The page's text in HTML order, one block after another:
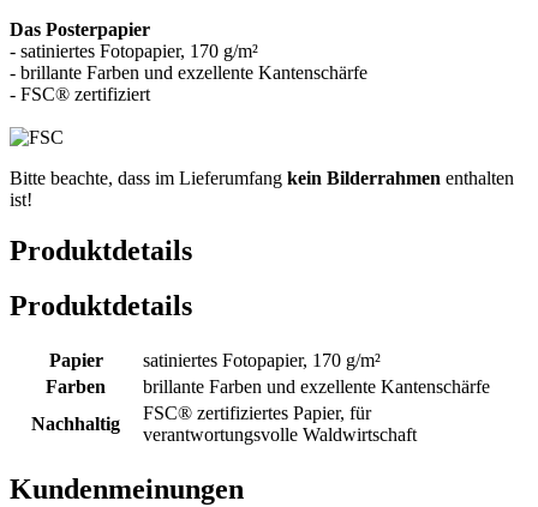
Das Posterpapier
- satiniertes Fotopapier, 170 g/m²
- brillante Farben und exzellente Kantenschärfe
- FSC® zertifiziert
Bitte beachte, dass im Lieferumfang kein Bilderrahmen enthalten
ist!
Produktdetails
Produktdetails
Papier
satiniertes Fotopapier, 170 g/m²
Farben
brillante Farben und exzellente Kantenschärfe
Nachhaltig
FSC® zertifiziertes Papier, für
verantwortungsvolle Waldwirtschaft
Kundenmeinungen